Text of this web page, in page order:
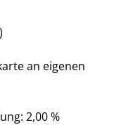
an eigenen
2,00 %